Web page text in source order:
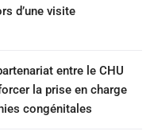
d’une visite
entre le CHU
la prise en charge
congénitales